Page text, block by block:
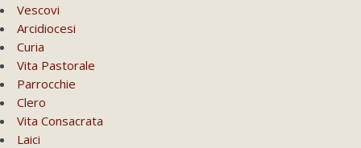
Vescovi
Arcidiocesi
Curia
Vita Pastorale
Parrocchie
Clero
Vita Consacrata
Laici